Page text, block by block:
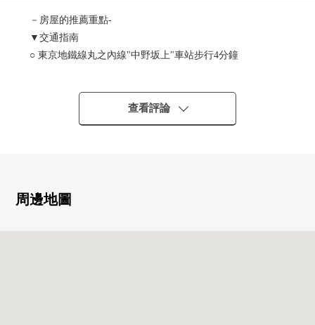
－房屋的推薦重點-
▼交通指南
○ 東京地鐵線丸之內線"中野坂上"車站步行4分鐘
○ 東京地鐵線丸之內線"西新宿"車站步行14分鐘
▼Mansion的特徴
查看評論
周邊地圖